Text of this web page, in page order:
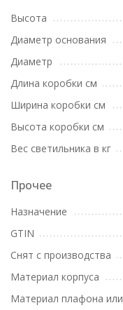
Высота
Диаметр основания
Диаметр
Длина коробки см
Ширина коробки см
Высота коробки см
Вес светильника в кг
Прочее
Назначение
GTIN
Снят с производства
Материал корпуса
Материал плафона или